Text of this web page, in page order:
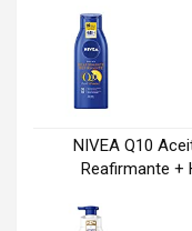
NIVEA Q10
Reafirmante +